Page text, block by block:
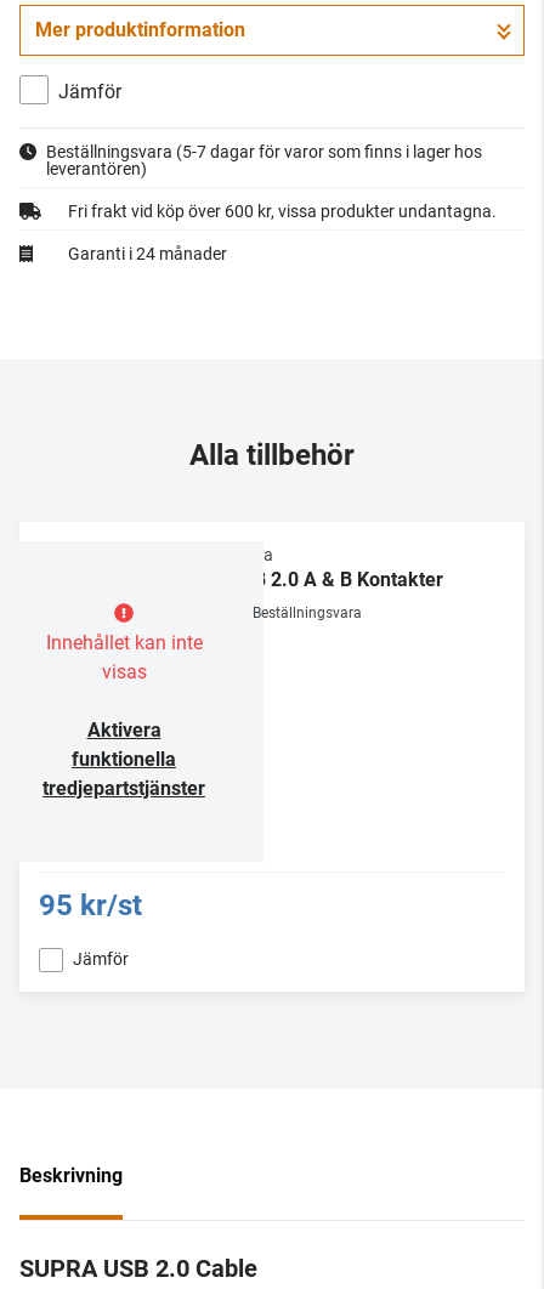
Gå till kassan
Mer produktinformation
Jämför
Beställningsvara (5-7 dagar för varor som finns i lager hos
leverantören)
Fri frakt vid köp över 600 kr, vissa produkter undantagna.
Garanti i 24 månader
Alla tillbehör
Innehållet kan inte
visas
Aktivera
funktionella
tredjepartstjänster
Supra
USB 2.0 A & B Kontakter
Beställningsvara
95 kr/st
Jämför
Beskrivning
SUPRA USB 2.0 Cable